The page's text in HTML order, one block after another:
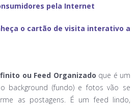
pela Internet
o cartão de visita interativo a
ou Feed Organizado que é um
background (fundo) e fotos vão se
as postagens. É um feed lindo,